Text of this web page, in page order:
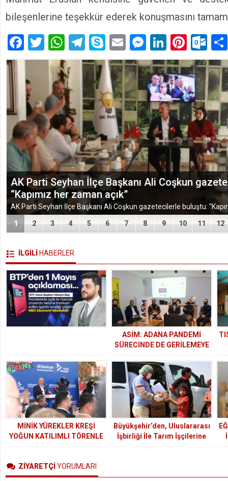
bileşenlerine teşekkür ederek konuşmasını
Facebook
Twitter
WhatsApp
Telegram
SkypeEmailMessenger
LinkedIn
TÜGEM Adana Temmuz Ayı Toplantısında Yol
1 2 3 4 5 6 7 8 9 10 11 12
İLGİLİ HABERLER
ASİM: ADANA PANDEMİ
SÜRECİNDE DE GERİLEMEYE
DEVAM ETTİ
MİNİK YÜREKLER KREŞİ
YOĞUN KATILIMLI TÖRENLE
HİZMETE AÇILDI
Büyükşehir’den, Uluslararası
İşbirliği İle Tarım İşçilerine
Sıcak Yemek
ZİYARETÇİYORUMLARI